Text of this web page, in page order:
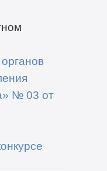
№ 03 от